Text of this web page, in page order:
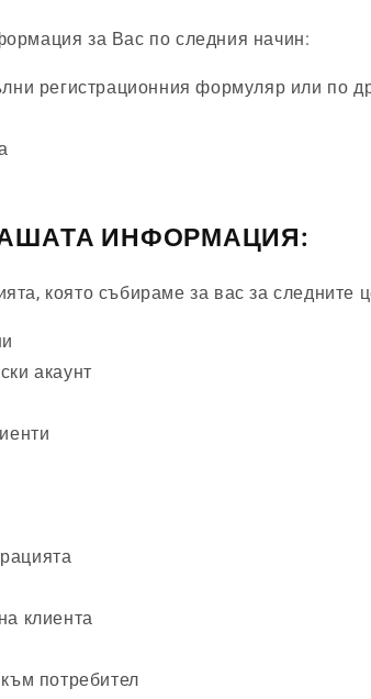
за Вас по следния начин:
регистрационния формуляр или по
ИНФОРМАЦИЯ:
която събираме за вас за следните
акаунт
клиента
потребител